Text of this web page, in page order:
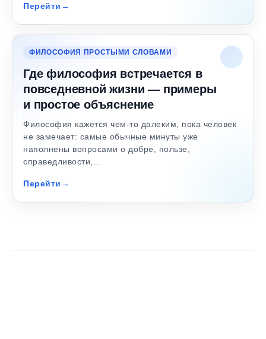
Перейти
ФИЛОСОФИЯ ПРОСТЫМИ СЛОВАМИ
Где философия встречается в
повседневной жизни — примеры
и простое объяснение
Философия кажется чем-то далеким, пока человек
не замечает: самые обычные минуты уже
наполнены вопросами о добре, пользе,
справедливости,…
Перейти